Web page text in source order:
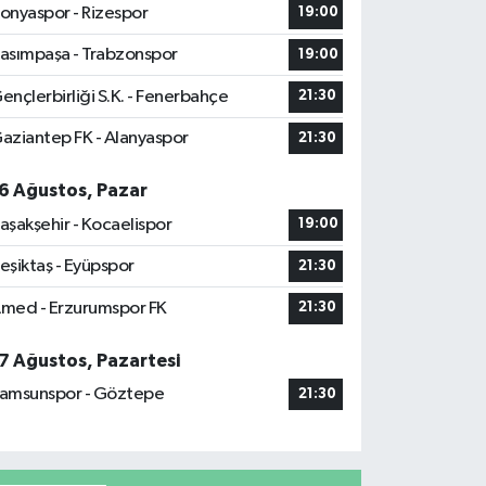
- Rizespor
19:00
- Trabzonspor 19:00
S.K. - Fenerbahçe 21:30
FK - Alanyaspor 21:30
Ağustos, Pazar
- Kocaelispor
19:00
- Eyüpspor 21:30
- Erzurumspor FK 21:30
Ağustos, Pazartesi
- Göztepe
21:30